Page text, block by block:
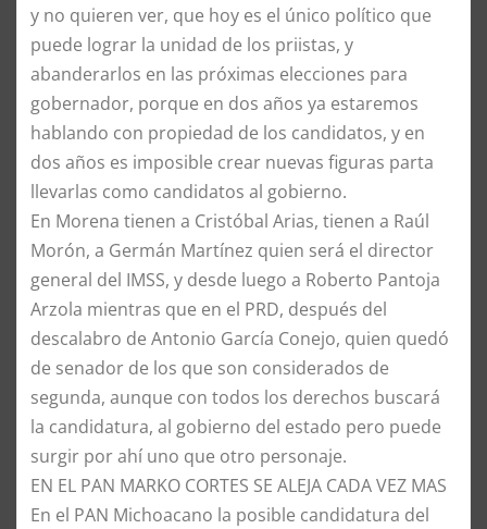
y no quieren ver, que hoy es el único político que
puede lograr la unidad de los priistas, y
abanderarlos en las próximas elecciones para
gobernador, porque en dos años ya estaremos
hablando con propiedad de los candidatos, y en
dos años es imposible crear nuevas figuras parta
llevarlas como candidatos al gobierno.
En Morena tienen a Cristóbal Arias, tienen a Raúl
Morón, a Germán Martínez quien será el director
general del IMSS, y desde luego a Roberto Pantoja
Arzola mientras que en el PRD, después del
descalabro de Antonio García Conejo, quien quedó
de senador de los que son considerados de
segunda, aunque con todos los derechos buscará
la candidatura, al gobierno del estado pero puede
surgir por ahí uno que otro personaje.
EN EL PAN MARKO CORTES SE ALEJA CADA VEZ MAS
En el PAN Michoacano la posible candidatura del